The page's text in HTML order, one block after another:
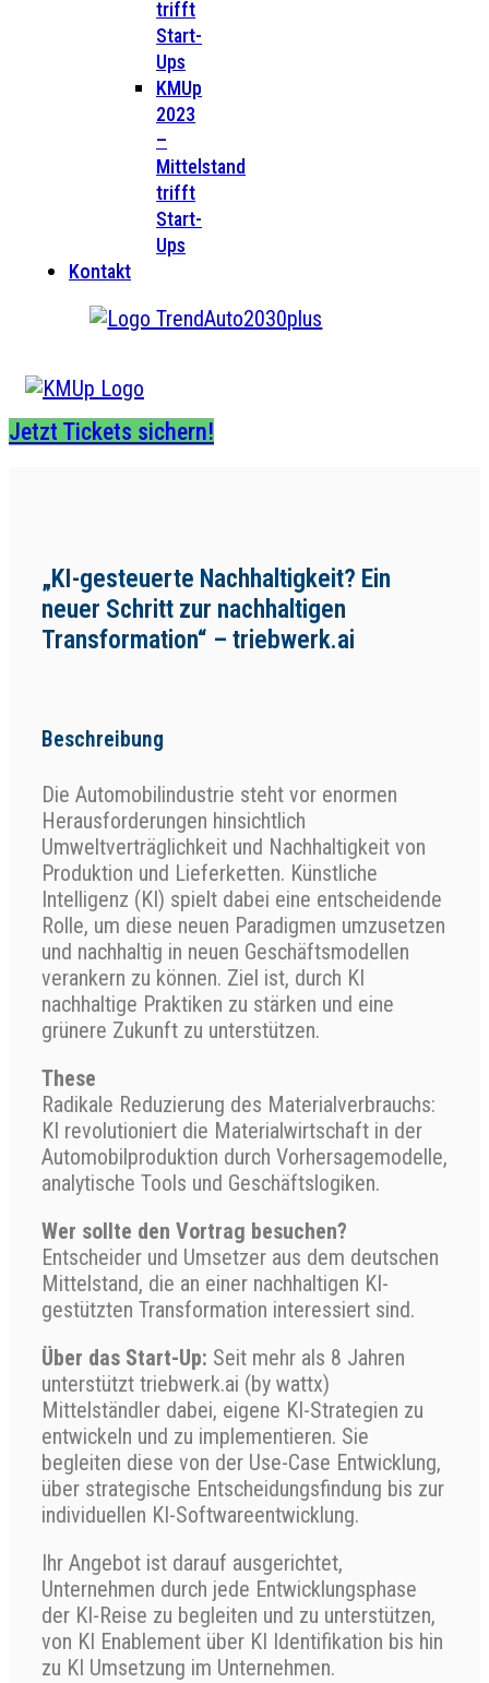
trifft
Start-
Ups
KMUp
2023
–
Mittelstand
trifft
Start-
Ups
Kontakt
Jetzt Tickets sichern!
„KI-gesteuerte Nachhaltigkeit? Ein
neuer Schritt zur nachhaltigen
Transformation“ – triebwerk.ai
Beschreibung
Die Automobilindustrie steht vor enormen
Herausforderungen hinsichtlich
Umweltverträglichkeit und Nachhaltigkeit von
Produktion und Lieferketten. Künstliche
Intelligenz (KI) spielt dabei eine entscheidende
Rolle, um diese neuen Paradigmen umzusetzen
und nachhaltig in neuen Geschäftsmodellen
verankern zu können. Ziel ist, durch KI
nachhaltige Praktiken zu stärken und eine
grünere Zukunft zu unterstützen.
These
Radikale Reduzierung des Materialverbrauchs:
KI revolutioniert die Materialwirtschaft in der
Automobilproduktion durch Vorhersagemodelle,
analytische Tools und Geschäftslogiken.
Wer sollte den Vortrag besuchen?
Entscheider und Umsetzer aus dem deutschen
Mittelstand, die an einer nachhaltigen KI-
gestützten Transformation interessiert sind.
Über das Start-Up: Seit mehr als 8 Jahren
unterstützt triebwerk.ai (by wattx)
Mittelständler dabei, eigene KI-Strategien zu
entwickeln und zu implementieren. Sie
begleiten diese von der Use-Case Entwicklung,
über strategische Entscheidungsfindung bis zur
individuellen KI-Softwareentwicklung.
Ihr Angebot ist darauf ausgerichtet,
Unternehmen durch jede Entwicklungsphase
der KI-Reise zu begleiten und zu unterstützen,
von KI Enablement über KI Identifikation bis hin
zu KI Umsetzung im Unternehmen.